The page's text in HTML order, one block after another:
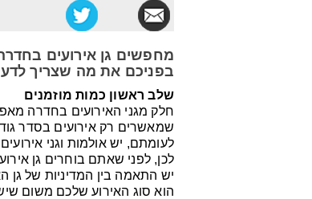
מחפשים גן אירועים
בפניכם את מה שצריך
שלב ראשון כמות מוזמנים
שמאשרים רק אירועים בסדר גודל בינוני של
לכן, לפני שאתם בוחרים גן
יש התאמה בין המדיניות של גן
הוא סוג האירוע שלכם משום